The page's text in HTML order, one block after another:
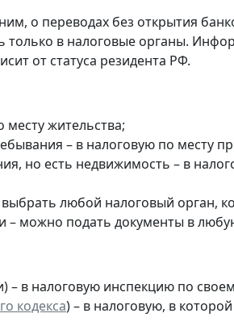
о переводах без открытия
только в налоговые органы.
от статуса резидента РФ.
месту жительства;
– в налоговую по месту
но есть недвижимость – в
любой налоговый орган,
можно подать документы в
– в налоговую инспекцию по
кодекса) – в налоговую, в